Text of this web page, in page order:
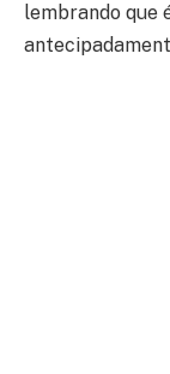
lembrando que